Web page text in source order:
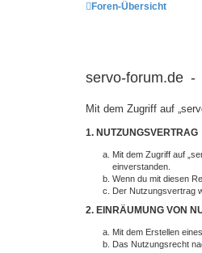
Foren-Übersicht
servo-forum.de -
Mit dem Zugriff auf
1. NUTZUNGSVERTRAG
Mit dem Zugriff auf
einverstanden.
Wenn du mit diesen
Der Nutzungsvertrag
2. EINRÄUMUNG VON
Mit dem Erstellen
Das Nutzungsrecht